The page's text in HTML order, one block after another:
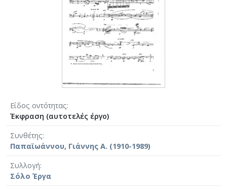
Είδος οντότητας
Έκφραση (αυτοτελές έργο)
Συνθέτης
Παπαϊωάννου, Γιάννης Α. (1910-1989)
Συλλογή
Σόλο Έργα